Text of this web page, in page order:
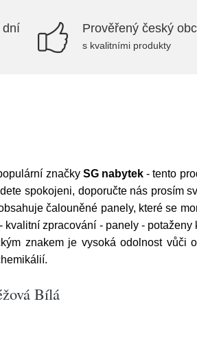
dní Prověřený český
s kvalitními produkty
značky SG nabytek - tento
spokojeni, doporučte nás prosím
čalouněné panely, které se
zpracování - panely -
znakem je vysoká odolnost vůči
Bílá